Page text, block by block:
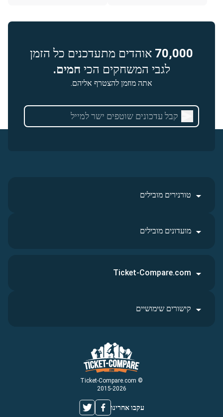
70,000 אוהדים מתעדכנים כל הזמן
לגבי המשחקים הכי חמים.
אתה מוזמן להצטרף אליהם.
טורנירים מובילים
מועדונים מובילים
© Ticket-Compare.com
2015-2026
עקבו אחרינו
Ticket-Compare.com
קישורים שימושיים